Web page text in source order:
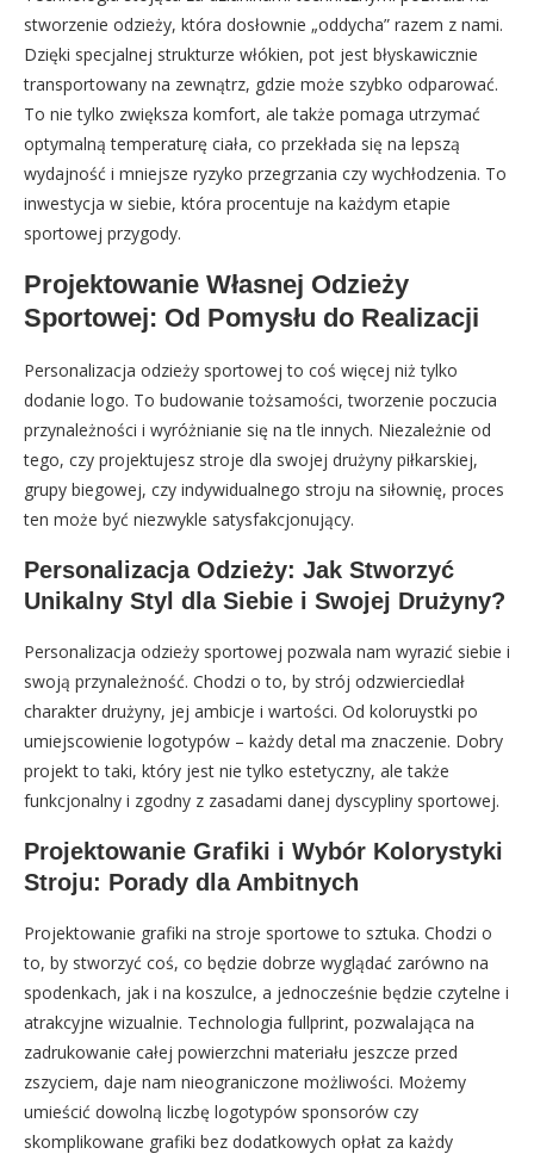
stworzenie odzieży, która dosłownie „oddycha” razem z nami.
Dzięki specjalnej strukturze włókien, pot jest błyskawicznie
transportowany na zewnątrz, gdzie może szybko odparować.
To nie tylko zwiększa komfort, ale także pomaga utrzymać
optymalną temperaturę ciała, co przekłada się na lepszą
wydajność i mniejsze ryzyko przegrzania czy wychłodzenia. To
inwestycja w siebie, która procentuje na każdym etapie
sportowej przygody.
Projektowanie Własnej Odzieży
Sportowej: Od Pomysłu do Realizacji
Personalizacja odzieży sportowej to coś więcej niż tylko
dodanie logo. To budowanie tożsamości, tworzenie poczucia
przynależności i wyróżnianie się na tle innych. Niezależnie od
tego, czy projektujesz stroje dla swojej drużyny piłkarskiej,
grupy biegowej, czy indywidualnego stroju na siłownię, proces
ten może być niezwykle satysfakcjonujący.
Personalizacja Odzieży: Jak Stworzyć
Unikalny Styl dla Siebie i Swojej Drużyny?
Personalizacja odzieży sportowej pozwala nam wyrazić siebie i
swoją przynależność. Chodzi o to, by strój odzwierciedlał
charakter drużyny, jej ambicje i wartości. Od koloruystki po
umiejscowienie logotypów – każdy detal ma znaczenie. Dobry
projekt to taki, który jest nie tylko estetyczny, ale także
funkcjonalny i zgodny z zasadami danej dyscypliny sportowej.
Projektowanie Grafiki i Wybór Kolorystyki
Stroju: Porady dla Ambitnych
Projektowanie grafiki na stroje sportowe to sztuka. Chodzi o
to, by stworzyć coś, co będzie dobrze wyglądać zarówno na
spodenkach, jak i na koszulce, a jednocześnie będzie czytelne i
atrakcyjne wizualnie. Technologia fullprint, pozwalająca na
zadrukowanie całej powierzchni materiału jeszcze przed
zszyciem, daje nam nieograniczone możliwości. Możemy
umieścić dowolną liczbę logotypów sponsorów czy
skomplikowane grafiki bez dodatkowych opłat za każdy